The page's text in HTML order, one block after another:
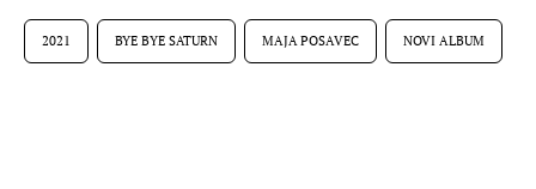
2021 BYE BYE SATURN MAJA POSAVEC NOVI ALBUM